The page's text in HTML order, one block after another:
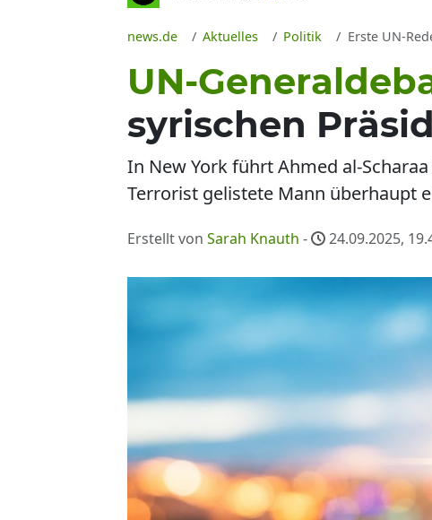
news.de Aktuelles Politik Erste UN-
UN-
syrischen
In New York führt Ahmed al-
Terrorist gelistete Mann überhaupt
Erstellt von Sarah Knauth - 24.09.2025,